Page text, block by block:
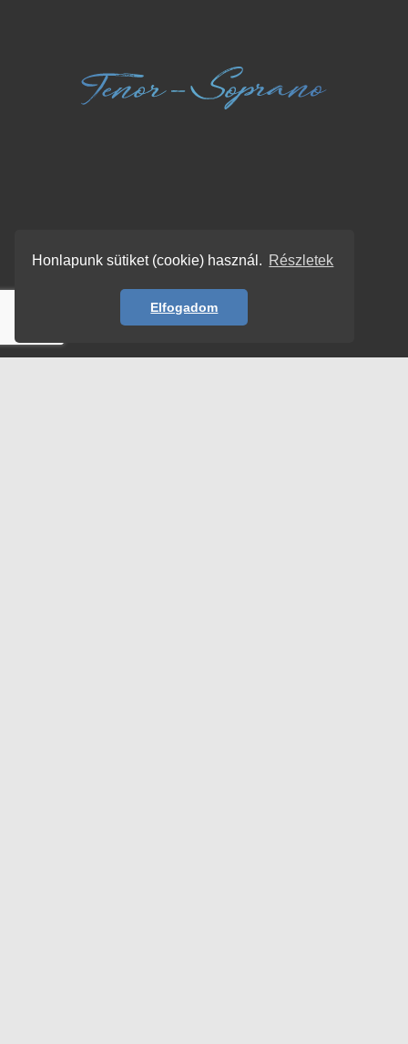
Honlapunk sütiket (cookie) használ. Részletek
Elfogadom